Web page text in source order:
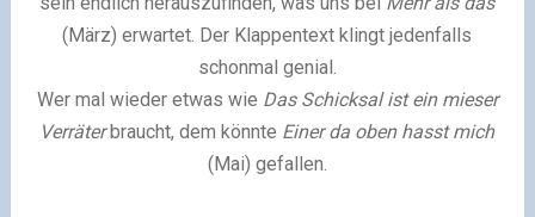
(März) erwartet. Der Klappentext klingt jedenfalls
schonmal genial.
Wer mal wieder etwas wie Das Schicksal ist ein mieser
Verräterbraucht, dem könnte Einer da oben hasst mich
(Mai) gefallen.